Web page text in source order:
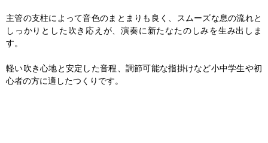
主管の支柱によって音色のまとまりも良く、スムーズな息の流れと
しっかりとした吹き応えが、演奏に新たなたのしみを生み出しま
す。
軽い吹き心地と安定した音程、調節可能な指掛けなど小中学生や初
心者の方に適したつくりです。